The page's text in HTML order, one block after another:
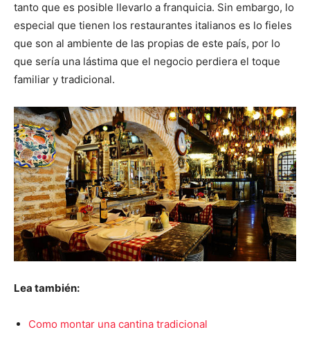
tanto que es posible llevarlo a franquicia. Sin embargo, lo
especial que tienen los restaurantes italianos es lo fieles
que son al ambiente de las propias de este país, por lo
que sería una lástima que el negocio perdiera el toque
familiar y tradicional.
Lea también:
Como montar una cantina tradicional